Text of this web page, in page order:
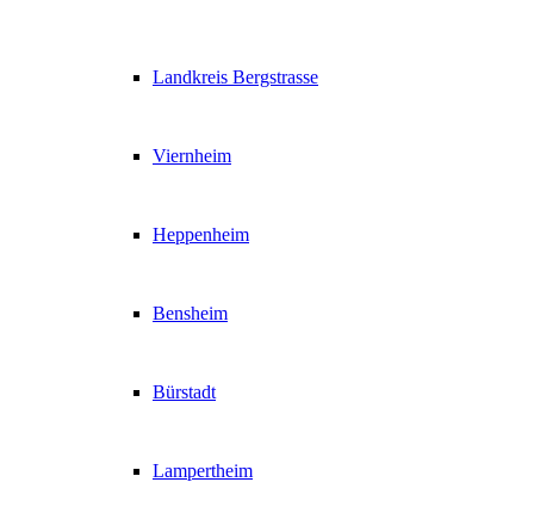
Landkreis Bergstrasse
Viernheim
Heppenheim
Bensheim
Bürstadt
Lampertheim